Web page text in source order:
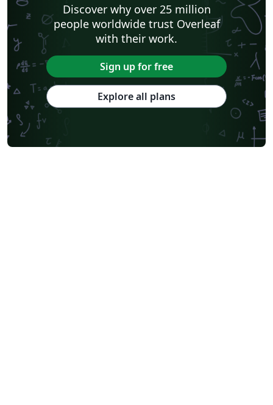
Discover why over 25 million
people worldwide trust Overleaf
with their work.
Sign up for free
Explore all plans